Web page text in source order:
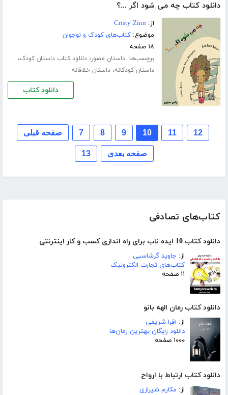
کتاب‌های تصادفی
دانلود کتاب 10 ایده ناب برای راه اندازی کسب و کار اینترنتی
از: جاوید گرشاسبی
کتاب‌های تجارت الکترونیک
۱۱ صفحه
دانلود کتاب رمان الهه بانو
از: افرا شریفی
دانلود رایگان بهترین رمان‌ها
۱۰۰۰ صفحه
دانلود کتاب ارتباط با ارواح
از: مکارم شیرازی
دانلود کتاب چه می شود اگر ...؟
از: Cristy Zinn
موضوع:کتاب‌های کودک و نوجوان
۱۸ صفحه
برچسب‌ها:داستان مصور،دانلود کتاب داستان کودک،
داستان کودکانه،داستان خلاقانه
دانلود کتاب
صفحه قبلی 7 8 9 10 11 12
13 صفحه بعدی